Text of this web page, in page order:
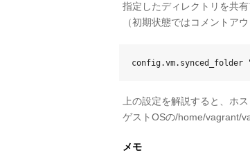
指定したディレクトリを共
（初期状態ではコメントア
上の設定を解説すると、ホ
ゲストOSの/home/vagrant/
メモ